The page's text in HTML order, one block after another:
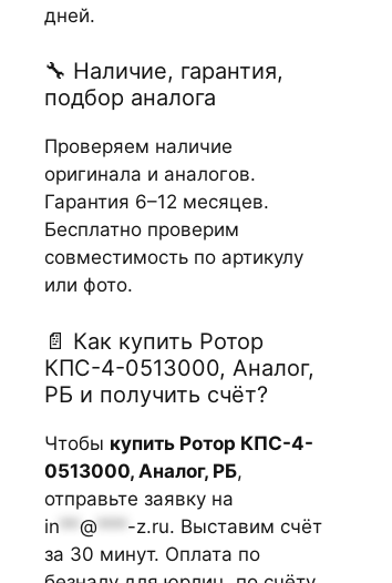
дней.
🔧 Наличие, гарантия,
подбор аналога
Проверяем наличие
оригинала и аналогов.
Гарантия 6–12 месяцев.
Бесплатно проверим
совместимость по артикулу
или фото.
📄 Как купить Ротор
КПС-4-0513000, Аналог,
РБ и получить счёт?
Чтобы купить Ротор КПС-4-
0513000, Аналог, РБ,
отправьте заявку на
in ** @ *** -z.ru. Выставим счёт
за 30 минут. Оплата по